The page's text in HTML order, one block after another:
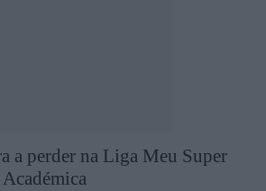
a perder na Liga Meu Super